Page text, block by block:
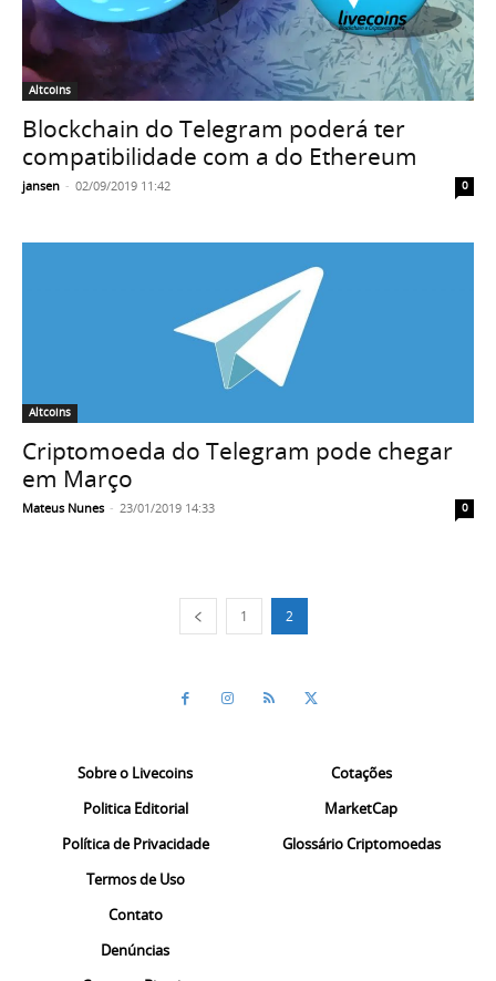
Altcoins
Blockchain do Telegram poderá ter
compatibilidade com a do Ethereum
jansen - 02/09/2019 11:42 0
Altcoins
Criptomoeda do Telegram pode chegar
em Março
Mateus Nunes - 23/01/2019 14:33 0
1 2
Sobre o Livecoins
Politica Editorial
Política de Privacidade
Termos de Uso
Contato
Denúncias
Cotações
MarketCap
Glossário Criptomoedas